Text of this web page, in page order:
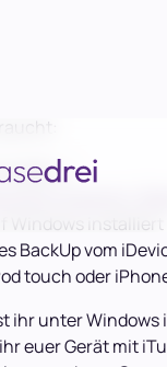
Programm
Windows installiert
BackUp vom
touch oder
ihr unter Windows
euer Gerät mit